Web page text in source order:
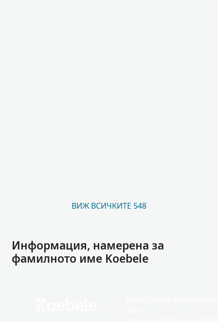
ВИЖ ВСИЧКИТЕ 548
Информация, намерена за
фамилното име Koebele